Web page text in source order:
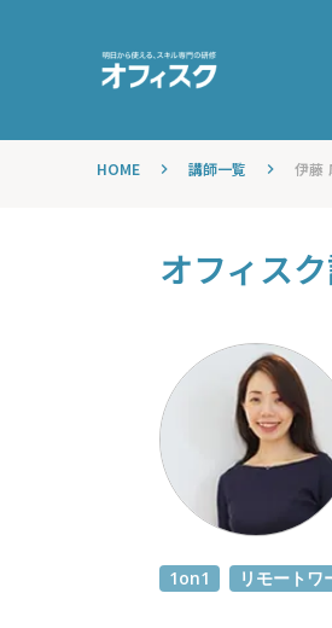
HOME keyboard_arrow_right 講師一覧 keyboard_arrow_right 伊藤
オフィス
1on1 リモートワ